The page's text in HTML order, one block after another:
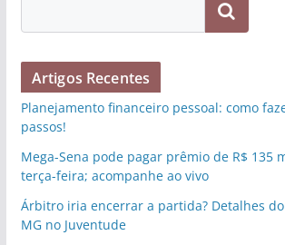
Pesquisar
Artigos Recentes
Planejamento financeiro pessoal: como
passos!
Mega-Sena pode pagar prêmio de R$ 135
terça-feira; acompanhe ao vivo
Árbitro iria encerrar a partida? Detalhes
MG no Juventude